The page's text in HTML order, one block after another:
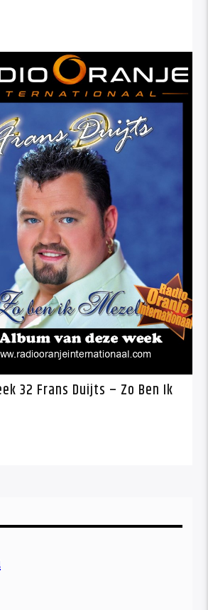
Album V/D Week 32 Frans Duijts –